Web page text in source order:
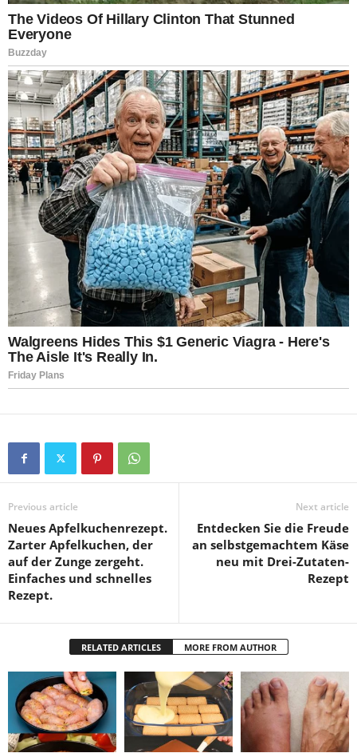
Previous article
Neues Apfelkuchenrezept.
Zarter Apfelkuchen, der
auf der Zunge zergeht.
Einfaches und schnelles
Rezept.
Next article
Entdecken Sie die Freude
an selbstgemachtem Käse
neu mit Drei-Zutaten-
Rezept
RELATED ARTICLES MORE FROM AUTHOR